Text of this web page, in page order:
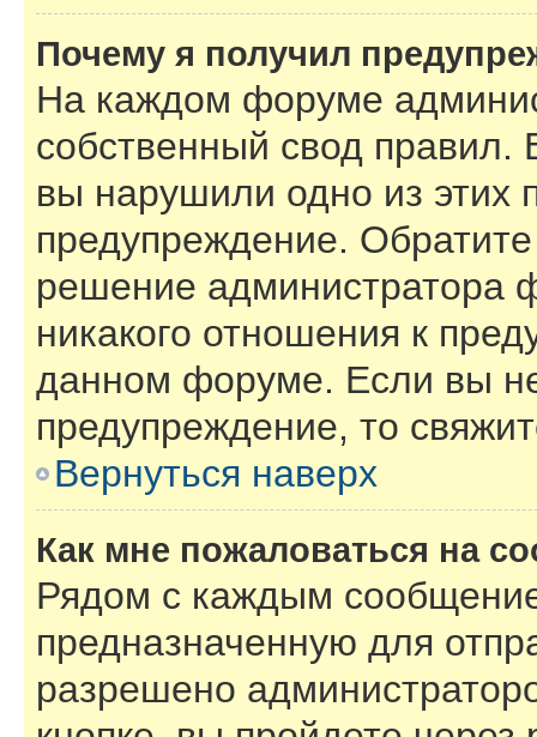
Почему я получил
На каждом форуме
собственный свод правил.
вы нарушили одно из этих
предупреждение.
решение администратора
никакого отношения к
данном форуме. Если вы
предупреждение, то
Вернуться наверх
Как мне пожаловаться на
Рядом с каждым
предназначенную для
разрешено